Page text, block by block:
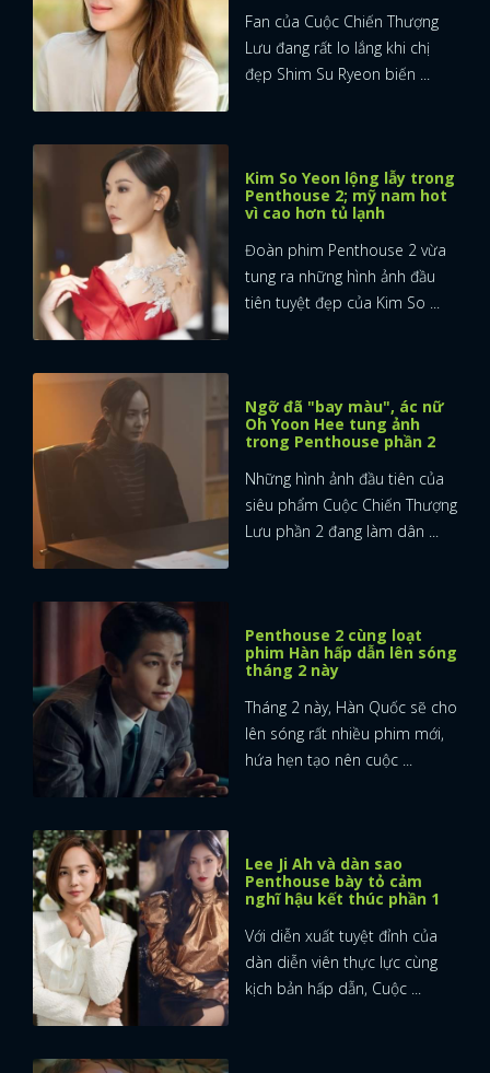
Fan của Cuộc Chiến Thượng
Lưu đang rất lo lắng khi chị
đẹp Shim Su Ryeon biến ...
Kim So Yeon lộng lẫy trong
Penthouse 2; mỹ nam hot
vì cao hơn tủ lạnh
Đoàn phim Penthouse 2 vừa
tung ra những hình ảnh đầu
tiên tuyệt đẹp của Kim So ...
Ngỡ đã "bay màu", ác nữ
Oh Yoon Hee tung ảnh
trong Penthouse phần 2
Những hình ảnh đầu tiên của
siêu phẩm Cuộc Chiến Thượng
Lưu phần 2 đang làm dân ...
Penthouse 2 cùng loạt
phim Hàn hấp dẫn lên sóng
tháng 2 này
Tháng 2 này, Hàn Quốc sẽ cho
lên sóng rất nhiều phim mới,
hứa hẹn tạo nên cuộc ...
Lee Ji Ah và dàn sao
Penthouse bày tỏ cảm
nghĩ hậu kết thúc phần 1
Với diễn xuất tuyệt đỉnh của
dàn diễn viên thực lực cùng
kịch bản hấp dẫn, Cuộc ...